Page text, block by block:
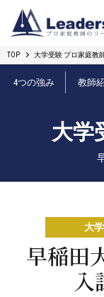
リーダーズブ
プロ教師紹介
無料体験授業
短期フリープ
TOP 大学受験 プロ家庭教
4つの強み 教師
大学
大
早稲田
入